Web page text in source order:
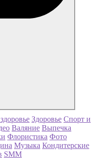
Здоровье Спорт и
Валяние Выпечка
Флористика Фото
Музыка Кондитерские
SMM